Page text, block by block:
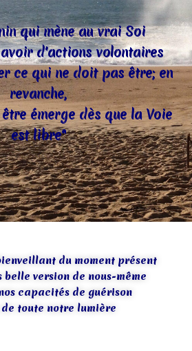
qui mène au vrai Soi
d'actions volontaires
ce qui ne doit pas être; en
revanche,
émerge dès que la Voie
est libre"
du moment présent
belle version de nous-même
capacités de guérison
toute notre lumière